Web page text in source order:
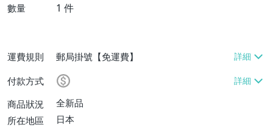
數量 1 件
運費規則
郵局掛號【免運費】
付款方式
商品狀況
全新品
所在地區
日本